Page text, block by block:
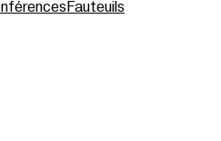
Fauteuils